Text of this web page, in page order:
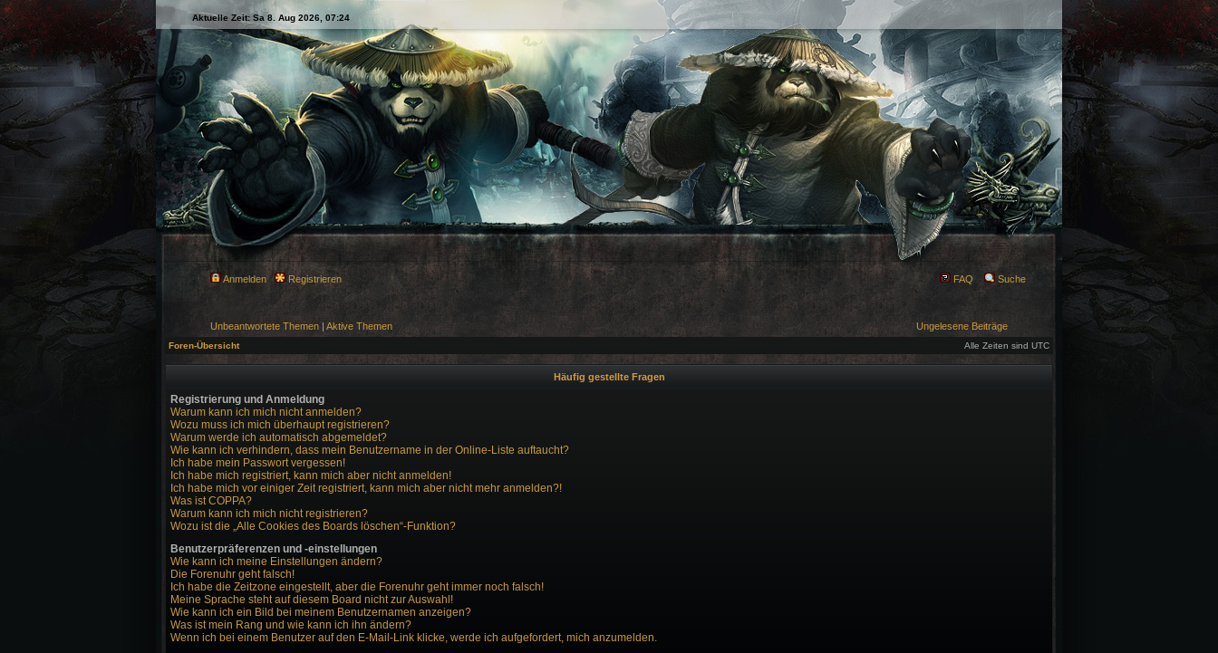
Aktuelle Zeit: Sa 8. Aug 2026, 07:24
Anmelden Registrieren FAQ Suche
Unbeantwortete Themen | Aktive Themen Ungelesene Beiträge
Foren-Übersicht Alle Zeiten sind UTC
Häufig gestellte Fragen
Registrierung und Anmeldung
Warum kann ich mich nicht anmelden?
Wozu muss ich mich überhaupt registrieren?
Warum werde ich automatisch abgemeldet?
Wie kann ich verhindern, dass mein Benutzername in der Online-Liste auftaucht?
Ich habe mein Passwort vergessen!
Ich habe mich registriert, kann mich aber nicht anmelden!
Ich habe mich vor einiger Zeit registriert, kann mich aber nicht mehr anmelden?!
Was ist COPPA?
Warum kann ich mich nicht registrieren?
Wozu ist die „Alle Cookies des Boards löschen“-Funktion?
Benutzerpräferenzen und -einstellungen
Wie kann ich meine Einstellungen ändern?
Die Forenuhr geht falsch!
Ich habe die Zeitzone eingestellt, aber die Forenuhr geht immer noch falsch!
Meine Sprache steht auf diesem Board nicht zur Auswahl!
Wie kann ich ein Bild bei meinem Benutzernamen anzeigen?
Was ist mein Rang und wie kann ich ihn ändern?
Wenn ich bei einem Benutzer auf den E-Mail-Link klicke, werde ich aufgefordert, mich anzumelden.